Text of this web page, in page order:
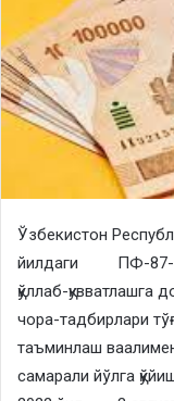
Ўзбекистон
йилдаги ПФ-87-сон
қўллаб-
чора-тадбирлари
таъминлаш
самарали йўлга